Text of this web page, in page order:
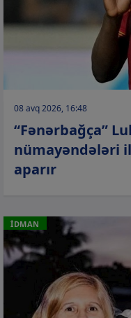
08 avq 2026, 16:48
“Fənərbağça”
nümayəndələri
aparır
İDMAN